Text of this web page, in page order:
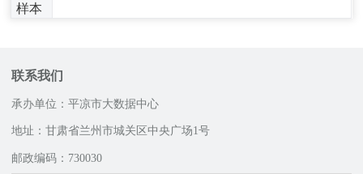
样本
联系我们
承办单位：平凉市大数据中心
地址：甘肃省兰州市城关区中央广场1号
邮政编码：730030